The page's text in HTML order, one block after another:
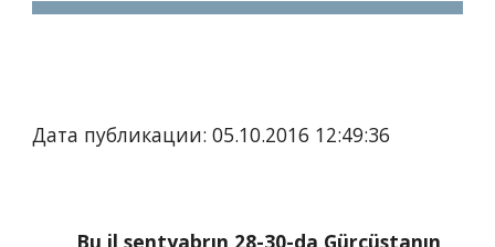
Дата публикации: 05.10.2016 12:49:36